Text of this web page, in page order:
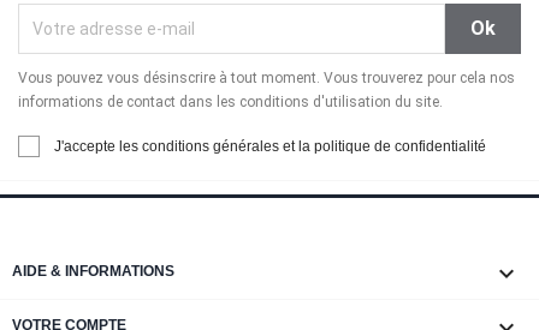
Vous pouvez vous désinscrire à tout moment. Vous trouverez pour cela nos
informations de contact dans les conditions d'utilisation du site.
J'accepte les conditions générales et la politique de confidentialité
AIDE & INFORMATIONS 
VOTRE COMPTE